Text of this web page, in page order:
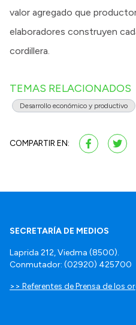
valor agregado que
elaboradores construyen
cordillera.
TEMAS RELACIONADOS
Desarrollo económico y productivo
COMPARTIR EN:
SECRETARÍA DE MEDIOS
Laprida 212, Viedma (8500).
Conmutador: (02920) 425700
>> Referentes de Prensa de los